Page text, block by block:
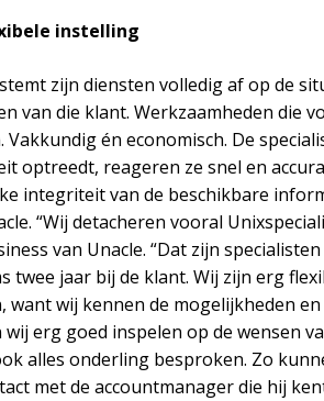
instelling
zijn diensten volledig af op de
van die klant. Werkzaamheden die
Vakkundig én economisch. De
optreedt, reageren ze snel en
integriteit van de beschikbare
“Wij detacheren vooral
van Unacle. “Dat zijn
twee jaar bij de klant. Wij zijn erg
want wij kennen de mogelijkheden
erg goed inspelen op de wensen
alles onderling besproken. Zo
met de accountmanager die hij